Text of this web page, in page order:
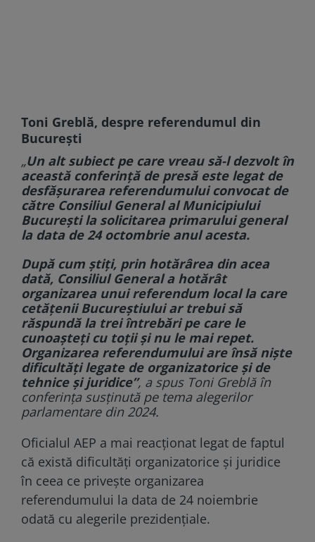
Toni Greblă, despre referendumul din
București
„Un alt subiect pe care vreau să-l dezvolt în
această conferință de presă este legat de
desfășurarea referendumului convocat de
către Consiliul General al Municipiului
București la solicitarea primarului general
la data de 24 octombrie anul acesta.
După cum știți, prin hotărârea din acea
dată, Consiliul General a hotărât
organizarea unui referendum local la care
cetățenii Bucureștiului ar trebui să
răspundă la trei întrebări pe care le
cunoașteți cu toții și nu le mai repet.
Organizarea referendumului are însă niște
dificultăți legate de organizatorice și de
tehnice și juridice”, a spus Toni Greblă în
conferința susținută pe tema alegerilor
parlamentare din 2024.
Oficialul AEP a mai reacționat legat de faptul
că există dificultăți organizatorice și juridice
în ceea ce privește organizarea
referendumului la data de 24 noiembrie
odată cu alegerile prezidențiale.